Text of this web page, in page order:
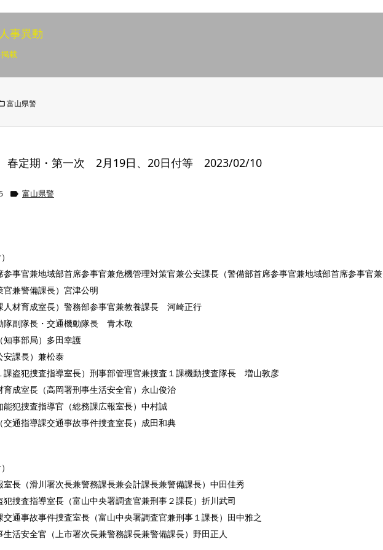
事異動
載
富山県警
春定期・第一次 2月19日、20日付等 2023/02/10
 富山県警
事官兼地域部首席参事官兼危機管理対策官兼公安課長（警備部首席参事官兼地域部首席参事官兼
官兼警備課長）宮津公明
材育成室長）警務部参事官兼教養課長 河崎正行
副隊長・交通機動隊長 青木敬
事部局）多田幸護
課長）兼松泰
盗犯捜査指導室長）刑事部管理官兼捜査１課機動捜査隊長 増山敦彦
成室長（高岡署刑事生活安全官）永山俊治
犯捜査指導官（総務課広報室長）中村誠
通指導課交通事故事件捜査室長）成田和典
長（滑川署次長兼警務課長兼会計課長兼警備課長）中田佳秀
捜査指導室長（富山中央署調査官兼刑事２課長）折川武司
通事故事件捜査室長（富山中央署調査官兼刑事１課長）田中雅之
活安全官（上市署次長兼警務課長兼警備課長）野田正人